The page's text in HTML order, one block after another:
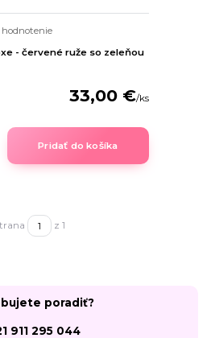
hodnotenie
- červené ruže so zeleňou
33,00 €/ks
Pridať do košíka
z 1
poradiť?
911 295 044